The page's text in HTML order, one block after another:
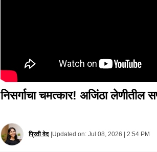
निसर्गाचा चमत्कार! अजिंठा लेणीतील
प्रिती वेद Updated on: Jul 08, 2026 | 2:54 PM